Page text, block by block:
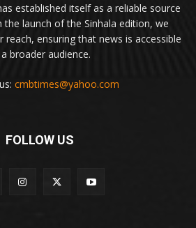
established itself as a reliable source
launch of the Sinhala edition, we
ensuring that news is accessible
broader audience.
cmbtimes@yahoo.com
FOLLOW US